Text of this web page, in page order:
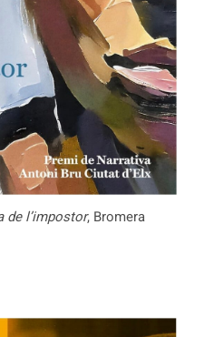
de l’impostor, Bromera